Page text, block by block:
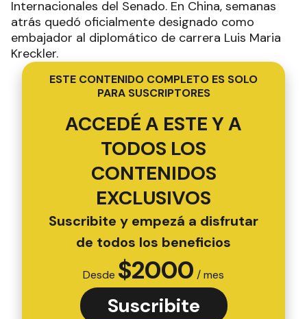
Internacionales del Senado. En China, semanas
atrás quedó oficialmente designado como
embajador al diplomático de carrera Luis Maria
Kreckler.
ESTE CONTENIDO COMPLETO ES SOLO
PARA SUSCRIPTORES
ACCEDÉ A ESTE Y A
TODOS LOS
CONTENIDOS
EXCLUSIVOS
Suscribite y empezá a disfrutar
de todos los beneficios
Desde $2000 / mes
Suscribite